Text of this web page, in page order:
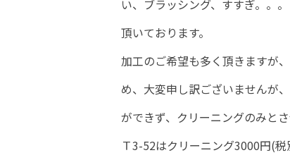
い、ブラッシング、すすぎ。。
頂いております。
加工のご希望も多く頂きますが
め、大変申し訳ございませんが
ができず、クリーニングのみとさ
Ｔ3-52はクリーニング3000円(税